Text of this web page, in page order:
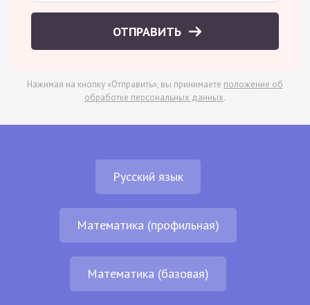
ОТПРАВИТЬ
Нажимая на кнопку «Отправить», вы принимаете положение об
обработке персональных данных.
Русский язык
Математика (профильная)
Математика (базовая)